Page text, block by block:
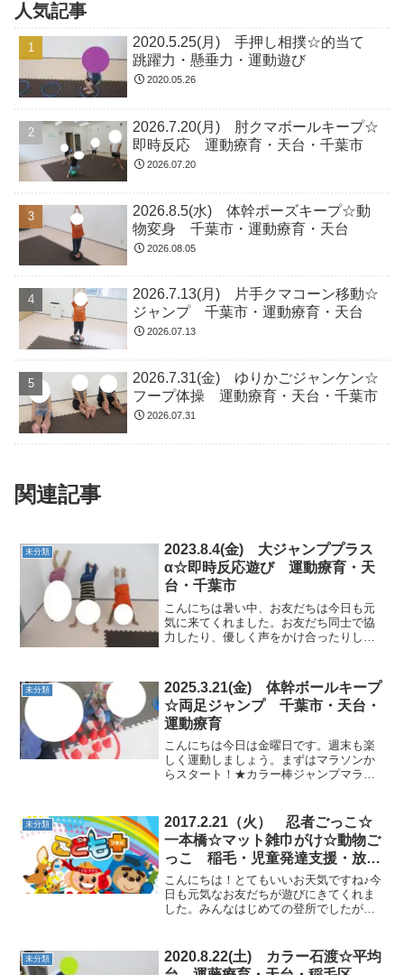
人気記事
2020.5.25(月) 手押し相撲☆的当て
跳躍力・懸垂力・運動遊び
2020.05.26
2026.7.20(月) 肘クマボールキープ☆
即時反応 運動療育・天台・千葉市
2026.07.20
2026.8.5(水) 体幹ポーズキープ☆動
物変身 千葉市・運動療育・天台
2026.08.05
2026.7.13(月) 片手クマコーン移動☆
ジャンプ 千葉市・運動療育・天台
2026.07.13
2026.7.31(金) ゆりかごジャンケン☆
フープ体操 運動療育・天台・千葉市
2026.07.31
関連記事
未分類
2023.8.4(金) 大ジャンププラス
α☆即時反応遊び 運動療育・天
台・千葉市
こんにちは暑い中、お友だちは今日も元
気に来てくれました。お友だち同士で協
力したり、優しく声をかけ合ったりしな
いてカッコいいです！★フープ体操腹筋
を使って～イチ、ニ、サン...
未分類
2025.3.21(金) 体幹ボールキープ
☆両足ジャンプ 千葉市・天台・
運動療育
こんにちは今日は金曜日です。週末も楽
しく運動しましょう。まずはマラソンか
らスタート！★カラー棒ジャンプマラソ
た！！ ★サーキットカラー石、バランス
ボード、フープを回り...
未分類
2017.2.21（火） 忍者ごっこ☆
一本橋☆マット雑巾がけ☆動物ご
っこ 稲毛・児童発達支援・放課
後等デイ・運動療育・集中力
こんにちは！とてもいいお天気ですね♪今
日も元気なお友だちが遊びにきてくれま
した。みんなはじめての登所でしたが終
とができました！すばらしいです♪ ☆バ
スに乗って・忍者ごっ...
未分類
2020.8.22(土) カラー石渡☆平均